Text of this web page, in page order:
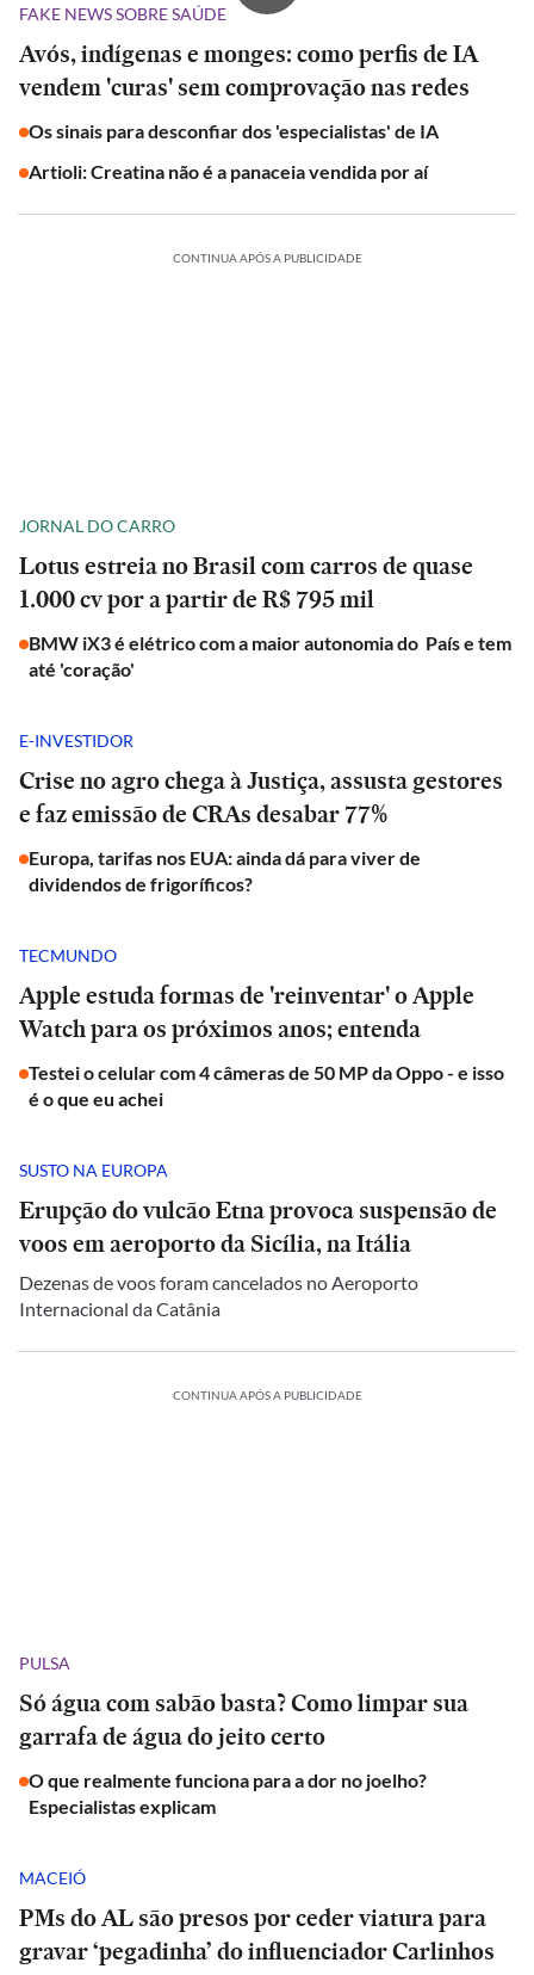
FAKE NEWS SOBRE SAÚDE
Avós, indígenas e monges: como perfis de IA
vendem 'curas' sem comprovação nas redes
Os sinais para desconfiar dos 'especialistas' de IA
Artioli: Creatina não é a panaceia vendida por aí
CONTINUA APÓS A PUBLICIDADE
JORNAL DO CARRO
Lotus estreia no Brasil com carros de quase
1.000 cv por a partir de R$ 795 mil
BMW iX3 é elétrico com a maior autonomia do País e tem
até 'coração'
E-INVESTIDOR
Crise no agro chega à Justiça, assusta gestores
e faz emissão de CRAs desabar 77%
Europa, tarifas nos EUA: ainda dá para viver de
dividendos de frigoríficos?
TECMUNDO
Apple estuda formas de 'reinventar' o Apple
Watch para os próximos anos; entenda
Testei o celular com 4 câmeras de 50 MP da Oppo - e isso
é o que eu achei
SUSTO NA EUROPA
Erupção do vulcão Etna provoca suspensão de
voos em aeroporto da Sicília, na Itália
Dezenas de voos foram cancelados no Aeroporto
Internacional da Catânia
CONTINUA APÓS A PUBLICIDADE
PULSA
Só água com sabão basta? Como limpar sua
garrafa de água do jeito certo
O que realmente funciona para a dor no joelho?
Especialistas explicam
MACEIÓ
PMs do AL são presos por ceder viatura para
gravar ‘pegadinha’ do influenciador Carlinhos